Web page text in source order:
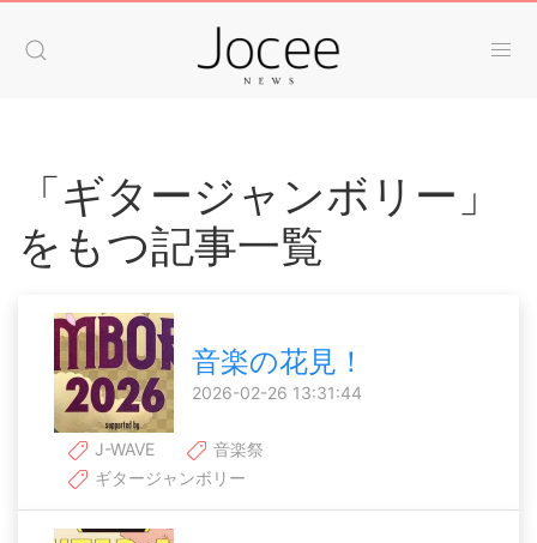
「ギタージャンボリー」
をもつ記事一覧
音楽の花見！
2026-02-26 13:31:44
J-WAVE
音楽祭
ギタージャンボリー